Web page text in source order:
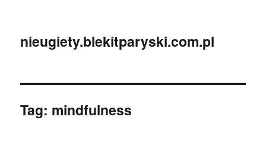
nieugiety.blekitparyski.com.pl
Tag: mindfulness